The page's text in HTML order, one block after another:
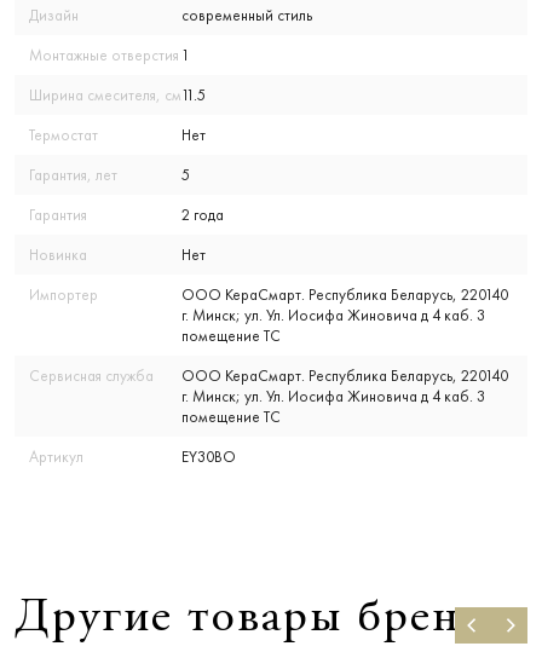
Дизайн современный стиль
Монтажные отверстия 1
Ширина смесителя, см11.5
Термостат Нет
Гарантия, лет 5
Гарантия 2 года
Новинка Нет
Импортер
ООО КераСмарт. Республика Беларусь, 220140
г. Минск; ул. Ул. Иосифа Жиновича д 4 каб. 3
помещение ТС
Сервисная служба
ООО КераСмарт. Республика Беларусь, 220140
г. Минск; ул. Ул. Иосифа Жиновича д 4 каб. 3
помещение ТС
Артикул EY30BO
Другие товары бренда